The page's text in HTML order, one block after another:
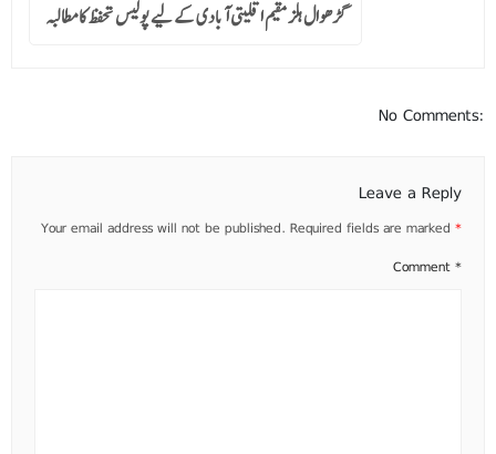
گڑھوال ہلز مقیم اقلیتی آبادی کے لیے پولیس تحفظ کامطالبہ
No Comments:
Leave a Reply
Your email address will not be published. Required fields are marked *
Comment *